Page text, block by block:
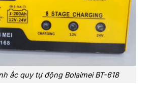
ắc quy tự động Bolaimei BT-618